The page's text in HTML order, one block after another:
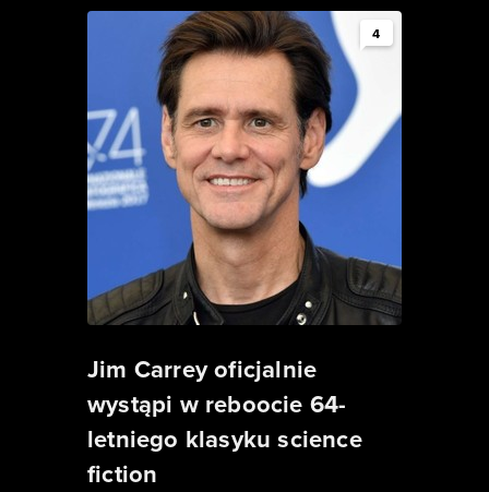
4
Jim Carrey oficjalnie
wystąpi w reboocie 64-
letniego klasyku science
fiction